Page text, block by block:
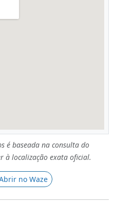
é baseada na consulta do
à localização exata oficial.
no Waze